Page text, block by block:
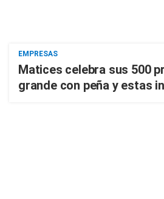
EMPRESAS
Matices celebra sus 500
grande con peña y estas